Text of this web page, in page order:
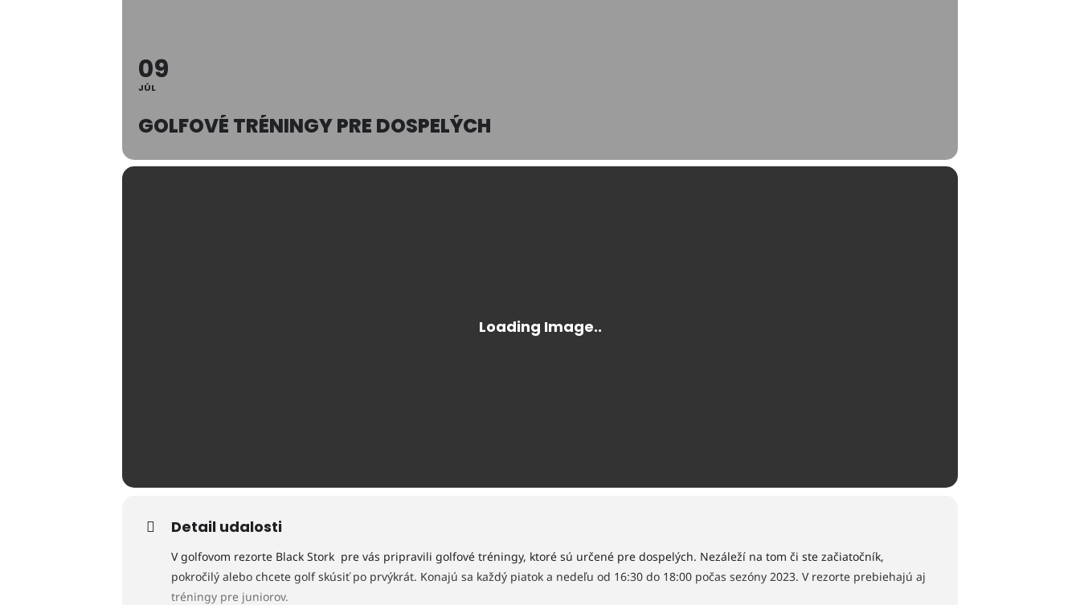
09
JÚL
GOLFOVÉ TRÉNINGY PRE DOSPELÝCH
Detail udalosti
V golfovom rezorte Black Stork pre vás pripravili golfové tréningy, ktoré sú určené pre dospelých. Nezáleží na tom či ste začiatočník,
pokročilý alebo chcete golf skúsiť po prvýkrát. Konajú sa každý piatok a nedeľu od 16:30 do 18:00 počas sezóny 2023. V rezorte prebiehajú aj
tréningy pre juniorov.